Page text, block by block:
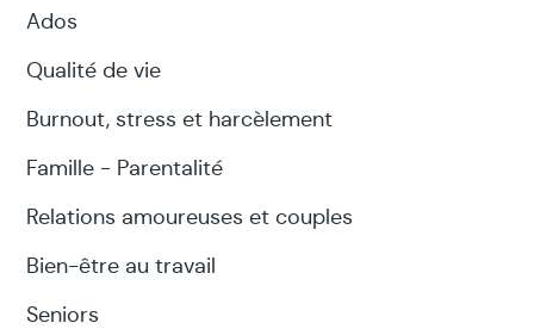
Ados
Qualité de vie
Burnout, stress et harcèlement
Famille - Parentalité
Relations amoureuses et couples
Bien-être au travail
Seniors